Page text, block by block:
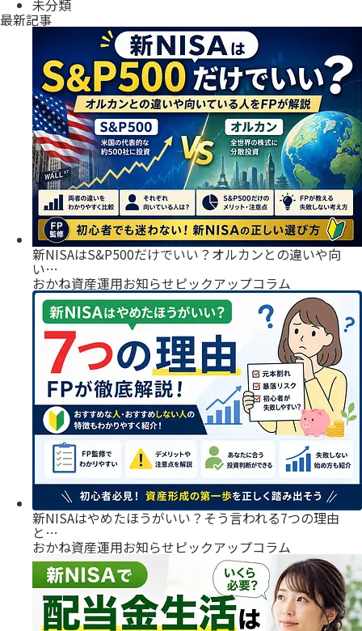
未分類
最新記事
新NISAはS&P500だけでいい？オルカンとの違いや向
い…
おかね資産運用お知らせピックアップコラム
新NISAはやめたほうがいい？そう言われる7つの理由
と…
おかね資産運用お知らせピックアップコラム